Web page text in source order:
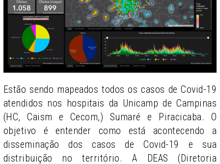
Estão sendo mapeados todos os casos de Covid-19
atendidos nos hospitais da Unicamp de Campinas
(HC, Caism e Cecom,) Sumaré e Piracicaba. O
objetivo é entender como está acontecendo a
disseminação dos casos de Covid-19 e sua
distribuição no território. A DEAS (Diretoria